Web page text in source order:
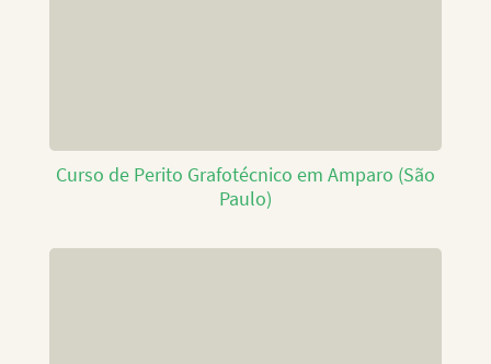
Curso de Perito Grafotécnico em Amparo (São
Paulo)